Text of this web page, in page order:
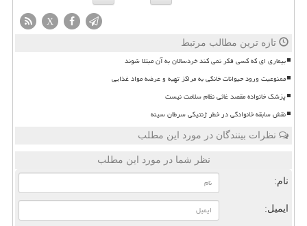
X
تازه ترین مطالب مرتبط
بیماری ای که کسی فکر نمی کند خردسالان به آن مبتلا شوند
ممنوعیت ورود حیوانات خانگی به مراکز تهیه و عرضه مواد غذایی
پزشک خانواده مقصد غائی نظام سلامت نیست
نقش سابقه خانوادگی در خطر ژنتیکی سرطان سینه
نظرات بینندگان در مورد این مطلب
نظر شما در مورد این مطلب
نام:
ایمیل: